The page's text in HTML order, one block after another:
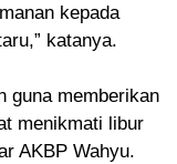
kepada
katanya.
guna memberikan
menikmati libur
AKBP Wahyu.